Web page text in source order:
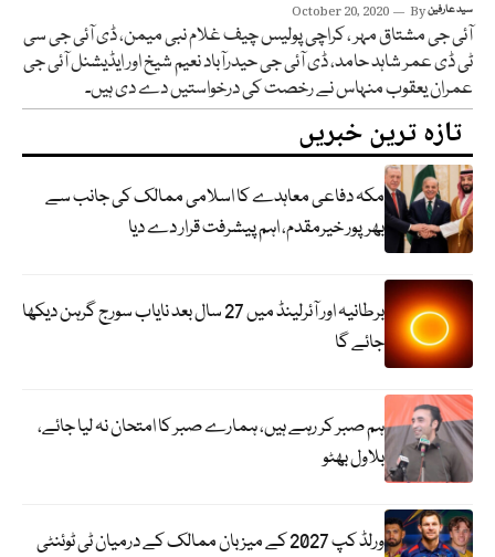
October 20, 2020 Byسید عارفین
آئی جی مشتاق مہر ، کراچی پولیس چیف غلام نبی میمن، ڈی آئی جی سی
ٹی ڈی عمر شاہد حامد، ڈی آئی جی حیدرآباد نعیم شیخ اور ایڈیشنل آئی جی
عمران یعقوب منہاس نے رخصت کی درخواستیں دے دی ہیں۔
تازہ ترین خبریں
مکہ دفاعی معاہدے کا اسلامی ممالک کی جانب سے
بھرپور خیرمقدم، اہم پیشرفت قرار دے دیا
برطانیہ اور آئرلینڈ میں 27 سال بعد نایاب سورج گرہن دیکھا
جائے گا
ہم صبر کر رہے ہیں، ہمارے صبر کا امتحان نہ لیا جائے،
بلاول بھٹو
ورلڈ کپ 2027 کے میزبان ممالک کے درمیان ٹی ٹوئنٹی